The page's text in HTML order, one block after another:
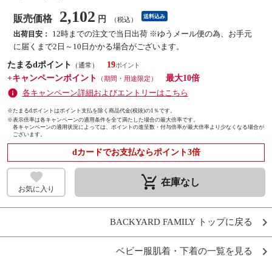
販売価格 2,102 円 （税込） 送料込み
出荷目安：
12時までの注文で当日出荷 ※ゆうメール便の為、お手元
に届くまで2日～10日かかる場合がございます。
たまるdポイント
（通常）
19
+キャンペーンポイント
（期間・用途限定）
最大10倍
各キャンペーン詳細およびエントリーはこちら
※たまるdポイントはポイント支払を除く商品代金(税抜)の1％です。
※表示倍率は各キャンペーンの適用条件を全て満たした場合の最大倍率です。
各キャンペーンの適用状況によっては、ポイントの進呈数・付与倍率が最大倍率より少なくなる場合が
ございます。
dカードでお支払ならポイント3倍
お気に入り remove_shopping_cart 在庫なし
BACKYARD FAMILY トップに戻る
ベビー服肌着・下着の一覧を見る